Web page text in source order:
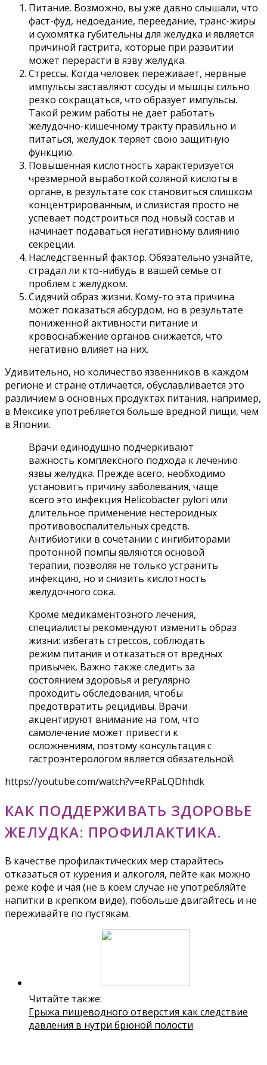
Питание. Возможно, вы уже давно слышали, что
фаст-фуд, недоедание, переедание, транс-жиры
и сухомятка губительны для желудка и является
причиной гастрита, которые при развитии
может перерасти в язву желудка.
Стрессы. Когда человек переживает, нервные
импульсы заставляют сосуды и мышцы сильно
резко сокращаться, что образует импульсы.
Такой режим работы не дает работать
желудочно-кишечному тракту правильно и
питаться, желудок теряет свою защитную
функцию.
Повышенная кислотность характеризуется
чрезмерной выработкой соляной кислоты в
органе, в результате сок становиться слишком
концентрированным, и слизистая просто не
успевает подстроиться под новый состав и
начинает подаваться негативному влиянию
секреции.
Наследственный фактор. Обязательно узнайте,
страдал ли кто-нибудь в вашей семье от
проблем с желудком.
Сидячий образ жизни. Кому-то эта причина
может показаться абсурдом, но в результате
пониженной активности питание и
кровоснабжение органов снижается, что
негативно влияет на них.
Удивительно, но количество язвенников в каждом
регионе и стране отличается, обуславливается это
различием в основных продуктах питания, например,
в Мексике употребляется больше вредной пищи, чем
в Японии.
Врачи единодушно подчеркивают
важность комплексного подхода к лечению
язвы желудка. Прежде всего, необходимо
установить причину заболевания, чаще
всего это инфекция Helicobacter pylori или
длительное применение нестероидных
противовоспалительных средств.
Антибиотики в сочетании с ингибиторами
протонной помпы являются основой
терапии, позволяя не только устранить
инфекцию, но и снизить кислотность
желудочного сока.
Кроме медикаментозного лечения,
специалисты рекомендуют изменить образ
жизни: избегать стрессов, соблюдать
режим питания и отказаться от вредных
привычек. Важно также следить за
состоянием здоровья и регулярно
проходить обследования, чтобы
предотвратить рецидивы. Врачи
акцентируют внимание на том, что
самолечение может привести к
осложнениям, поэтому консультация с
гастроэнтерологом является обязательной.
https://youtube.com/watch?v=eRPaLQDhhdk
КАК ПОДДЕРЖИВАТЬ ЗДОРОВЬЕ
ЖЕЛУДКА: ПРОФИЛАКТИКА.
В качестве профилактических мер старайтесь
отказаться от курения и алкоголя, пейте как можно
реже кофе и чая (не в коем случае не употребляйте
напитки в крепком виде), побольше двигайтесь и не
переживайте по пустякам.
Читайте также:
Грыжа пищеводного отверстия как следствие
давления в нутри брюной полости